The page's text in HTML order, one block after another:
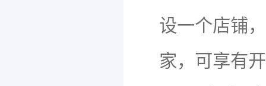
设一个店铺
家，可享有